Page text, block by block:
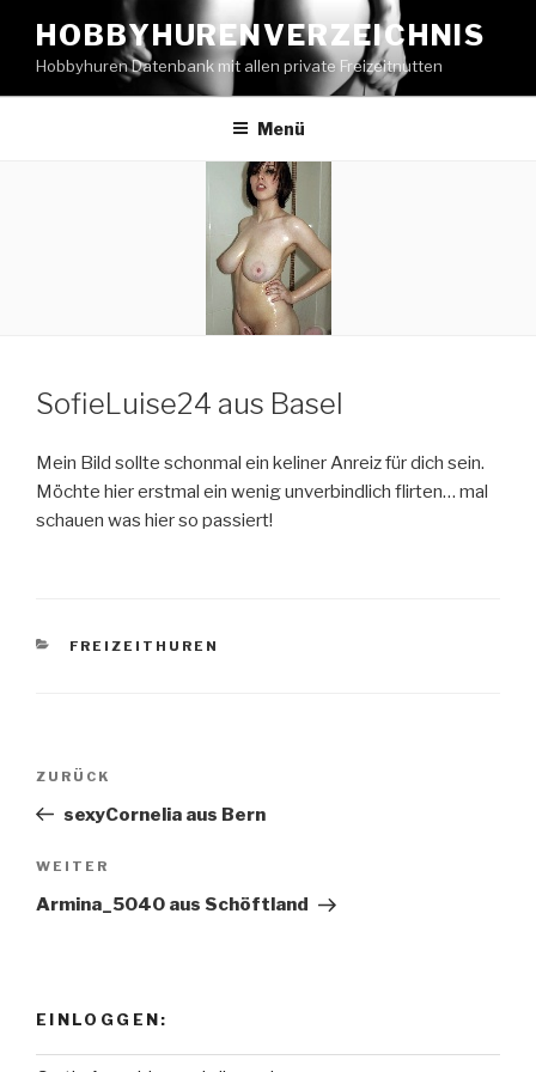
Inhalt
springen
HOBBYHURENVERZEICHNIS
Hobbyhuren Datenbank mit allen private Freizeitnutten
Menü
SofieLuise24 aus Basel
Mein Bild sollte schonmal ein keliner Anreiz für dich sein.
Möchte hier erstmal ein wenig unverbindlich flirten… mal
schauen was hier so passiert!
KATEGORIEN
FREIZEITHUREN
Beitragsnavigation
Vorheriger
Beitrag
ZURÜCK
sexyCornelia aus Bern
Nächster
Beitrag
WEITER
Armina_5040 aus Schöftland
EINLOGGEN: